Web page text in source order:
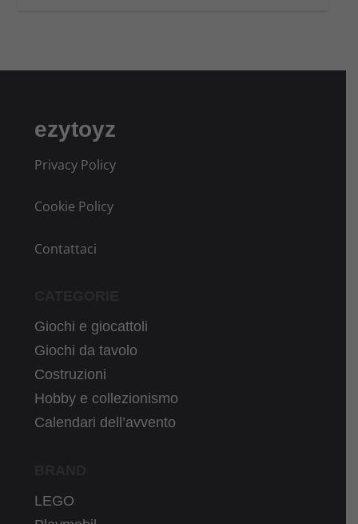
ezytoyz
Privacy Policy
Cookie Policy
Contattaci
Giochi e giocattoli
Giochi da tavolo
Costruzioni
Hobby e collezionismo
Calendari dell’avvento
LEGO